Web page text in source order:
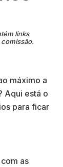
links
máximo a
Aqui está o
para ficar
as